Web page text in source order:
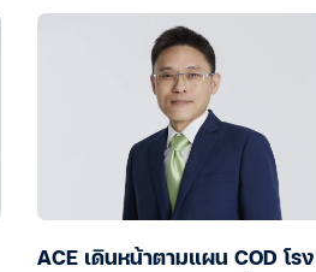
ACE เดินหน้าตามแผน COD โรง